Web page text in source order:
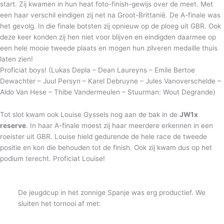
start. Zij kwamen in hun heat foto-finish-gewijs over de meet. Met
een haar verschil eindigen zij net na Groot-Brittanië. De A-finale was
het gevolg. In die finale botsten zij opnieuw op de ploeg uit GBR. Ook
deze keer konden zij hen niet voor blijven en eindigden daarmee op
een hele mooie tweede plaats en mogen hun zilveren medaille thuis
laten zien!
Proficiat boys! (Lukas Depla – Dean Laureyns – Emile Bertoe
Dewachter – Juul Persyn – Karel Debruyne – Jules Vanoverschelde –
Aldo Van Hese – Thibe Vandermeulen – Stuurman: Wout Degrande)
Tot slot kwam ook Louise Gyssels nog aan de bak in de JW1x
reserve. In haar A-finale moest zij haar meerdere erkennen in een
roeister uit GBR. Louise hield gedurende de hele race de tweede
positie en kon die behouden tot de finish. Ook zij kwam dus op het
podium terecht. Proficiat Louise!
De jeugdcup in het zonnige Spanje was erg productief. We
sluiten het tornooi af met: